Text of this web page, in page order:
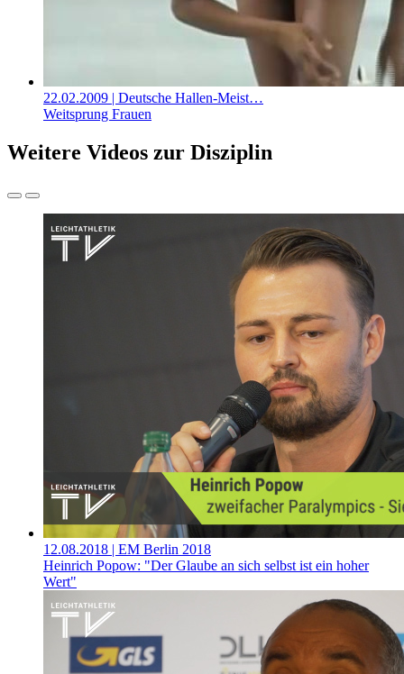
22.02.2009 | Deutsche Hallen-Meist…
Weitsprung Frauen
Weitere Videos zur Disziplin
12.08.2018 | EM Berlin 2018
Heinrich Popow: "Der Glaube an sich selbst ist ein hoher
Wert"